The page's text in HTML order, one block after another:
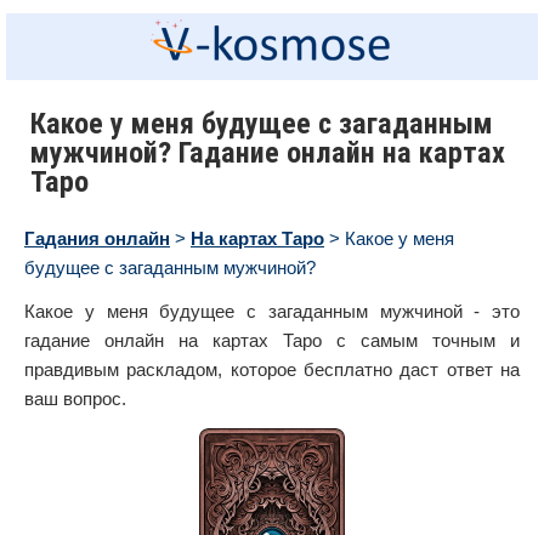
Какое у меня будущее с загаданным
мужчиной? Гадание онлайн на картах
Таро
Гадания онлайн > На картах Таро > Какое у меня
будущее с загаданным мужчиной?
Какое у меня будущее с загаданным мужчиной - это
гадание онлайн на картах Таро с самым точным и
правдивым раскладом, которое бесплатно даст ответ на
ваш вопрос.